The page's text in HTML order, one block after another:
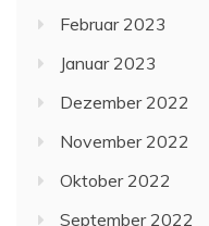
Februar 2023
Januar 2023
Dezember 2022
November 2022
Oktober 2022
September 2022